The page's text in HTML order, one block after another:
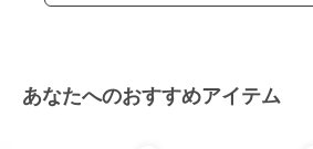
あなたへのおすすめアイテム